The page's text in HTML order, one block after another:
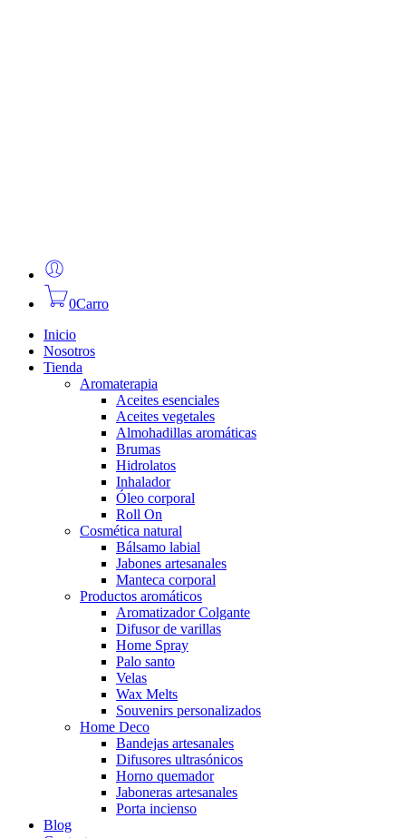
0Carro
Inicio
Nosotros
Tienda
Aromaterapia
Aceites esenciales
Aceites vegetales
Almohadillas aromáticas
Brumas
Hidrolatos
Inhalador
Óleo corporal
Roll On
Cosmética natural
Bálsamo labial
Jabones artesanales
Manteca corporal
Productos aromáticos
Aromatizador Colgante
Difusor de varillas
Home Spray
Palo santo
Velas
Wax Melts
Souvenirs personalizados
Home Deco
Bandejas artesanales
Difusores ultrasónicos
Horno quemador
Jaboneras artesanales
Porta incienso
Blog